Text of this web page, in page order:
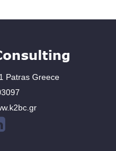
Patras Greece